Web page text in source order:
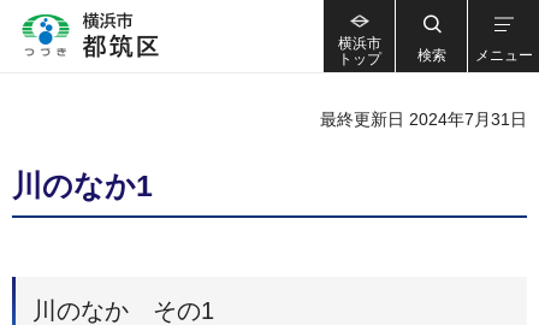
横浜市
トップ
検索 メニュー
最終更新日 2024年7月31日
川のなか1
川のなか その1